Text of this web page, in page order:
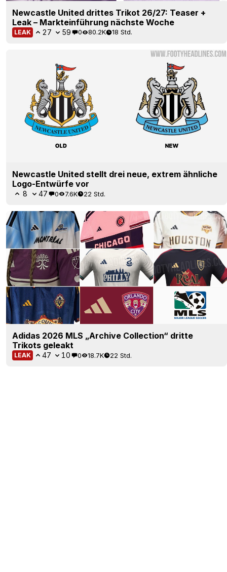
Newcastle United drittes Trikot 26/27: Teaser +
Leak – Markteinführung nächste Woche
LEAK 27 59 0 80.2K 18 Std.
Newcastle United stellt drei neue, extrem ähnliche
Logo-Entwürfe vor
8 47 0 7.6K 22 Std.
Adidas 2026 MLS „Archive Collection“ dritte
Trikots geleakt
LEAK 47 10 0 18.7K 22 Std.